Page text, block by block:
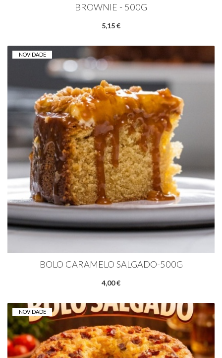
BROWNIE - 500G
5,15 €
NOVIDADE
BOLO CARAMELO SALGADO-500G
4,00 €
NOVIDADE